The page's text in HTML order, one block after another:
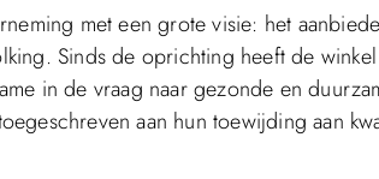
met een grote visie: het
Sinds de oprichting heeft de
in de vraag naar gezonde en
aan hun toewijding aan